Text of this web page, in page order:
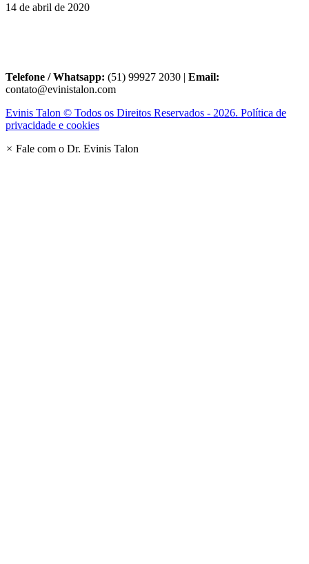
14 de abril de 2020
Telefone / Whatsapp: (51) 99927 2030 | Email:
contato@evinistalon.com
Evinis Talon © Todos os Direitos Reservados - 2026. Política de
privacidade e cookies
× Fale com o Dr. Evinis Talon